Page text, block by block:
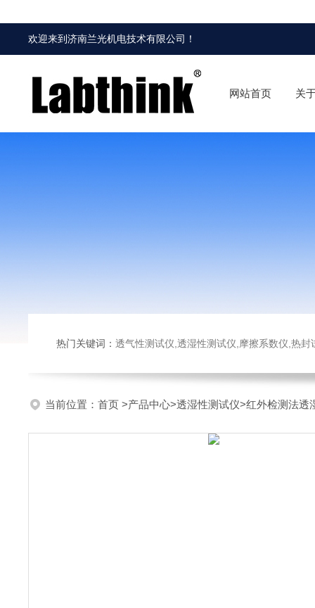
欢迎来到济南兰光机电技术有限公司 ！
网站首页 关
热门关键词： 透气性测试仪,透湿性测试仪,摩擦系数仪,热封试验仪,
当前位置： 首页 >产品中心>透湿性测试仪>红外检测法透